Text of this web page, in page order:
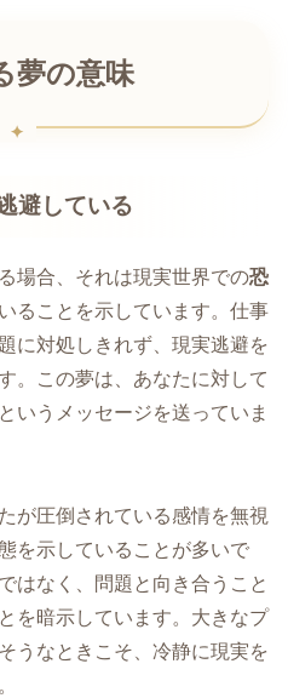
夢の意味
避している
場合、それは現実世界での恐
ることを示しています。仕事
に対処しきれず、現実逃避を
。この夢は、あなたに対して
いうメッセージを送っていま
が圧倒されている感情を無視
を示していることが多いで
はなく、問題と向き合うこと
を暗示しています。大きなプ
うなときこそ、冷静に現実を